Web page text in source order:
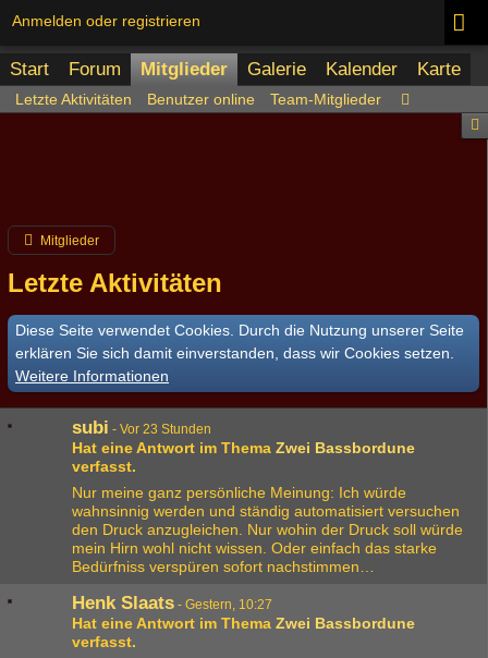
Anmelden oder registrieren
Start Forum Mitglieder Galerie Kalender Karte
Letzte Aktivitäten Benutzer online Team-Mitglieder
Mitglieder
Letzte Aktivitäten
Diese Seite verwendet Cookies. Durch die Nutzung unserer Seite
erklären Sie sich damit einverstanden, dass wir Cookies setzen.
Weitere Informationen
subi - Vor 23 Stunden
Hat eine Antwort im Thema Zwei Bassbordune
verfasst.
Nur meine ganz persönliche Meinung: Ich würde
wahnsinnig werden und ständig automatisiert versuchen
den Druck anzugleichen. Nur wohin der Druck soll würde
mein Hirn wohl nicht wissen. Oder einfach das starke
Bedürfniss verspüren sofort nachstimmen…
Henk Slaats - Gestern, 10:27
Hat eine Antwort im Thema Zwei Bassbordune
verfasst.